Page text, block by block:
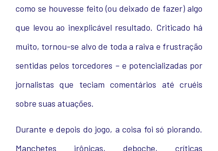
como se houvesse feito (ou deixado de fazer) algo
que levou ao inexplicável resultado. Criticado há
muito, tornou-se alvo de toda a raiva e frustração
sentidas pelos torcedores – e potencializadas por
jornalistas que teciam comentários até cruéis
sobre suas atuações.
Durante e depois do jogo, a coisa foi só piorando.
Manchetes irônicas, deboche, críticas